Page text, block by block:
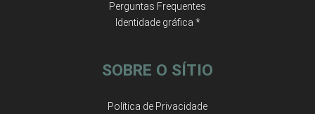
Perguntas Frequentes
Identidade gráfica *
SOBRE O SÍTIO
Política de Privacidade